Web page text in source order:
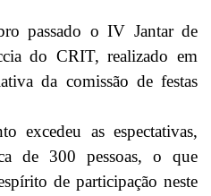
passado o IV Jantar de
do CRIT, realizado em
da comissão de festas
excedeu as espectativas,
de 300 pessoas, o que
de participação neste